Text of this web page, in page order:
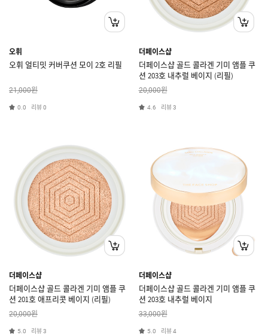
오휘
오휘 얼티밋 커버쿠션 모이 2호 리필
21,000원
0.0 리뷰0
더페이스샵
더페이스샵 골드 콜라겐 기미 앰플 쿠
션 203호 내추럴 베이지 (리필)
20,000원
4.6 리뷰3
더페이스샵
더페이스샵 골드 콜라겐 기미 앰플 쿠
션 201호 애프리콧 베이지 (리필)
20,000원
5.0 리뷰3
더페이스샵
더페이스샵 골드 콜라겐 기미 앰플 쿠
션 203호 내추럴 베이지
33,000원
5.0 리뷰4